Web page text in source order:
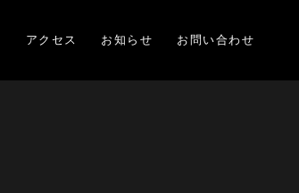
アクセス お知らせ お問い合わせ